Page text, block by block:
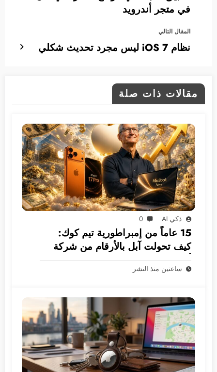
في متجر أندرويد
المقال التالي
نظام iOS 7 ليس مجرد تحديث شكلي
مقالات ذات صلة
ذكي AI 0
15 عاماً من إمبراطورية تيم كوك:
كيف تحولت آبل بالأرقام من شركة
أجهزة إلى غول بـ 5 ترليونات دولار؟
ساعتين منذ النشر